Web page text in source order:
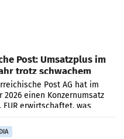
Post: Umsatzplus im
trotz schwachem
Post AG hat im
einen Konzernumsatz
EUR erwirtschaftet, was
Prozent gegenüber dem